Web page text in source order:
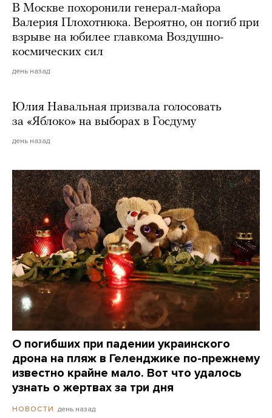
В Москве похоронили генерал-майора
Валерия Плохотнюка. Вероятно, он погиб при
взрыве на юбилее главкома Воздушно-
космических сил
день назад
Юлия Навальная призвала голосовать
за «Яблоко» на выборах в Госдуму
день назад
О погибших при падении украинского
дрона на пляж в Геленджике по-прежнему
известно крайне мало. Вот что удалось
узнать о жертвах за три дня
НОВОСТИ день назад